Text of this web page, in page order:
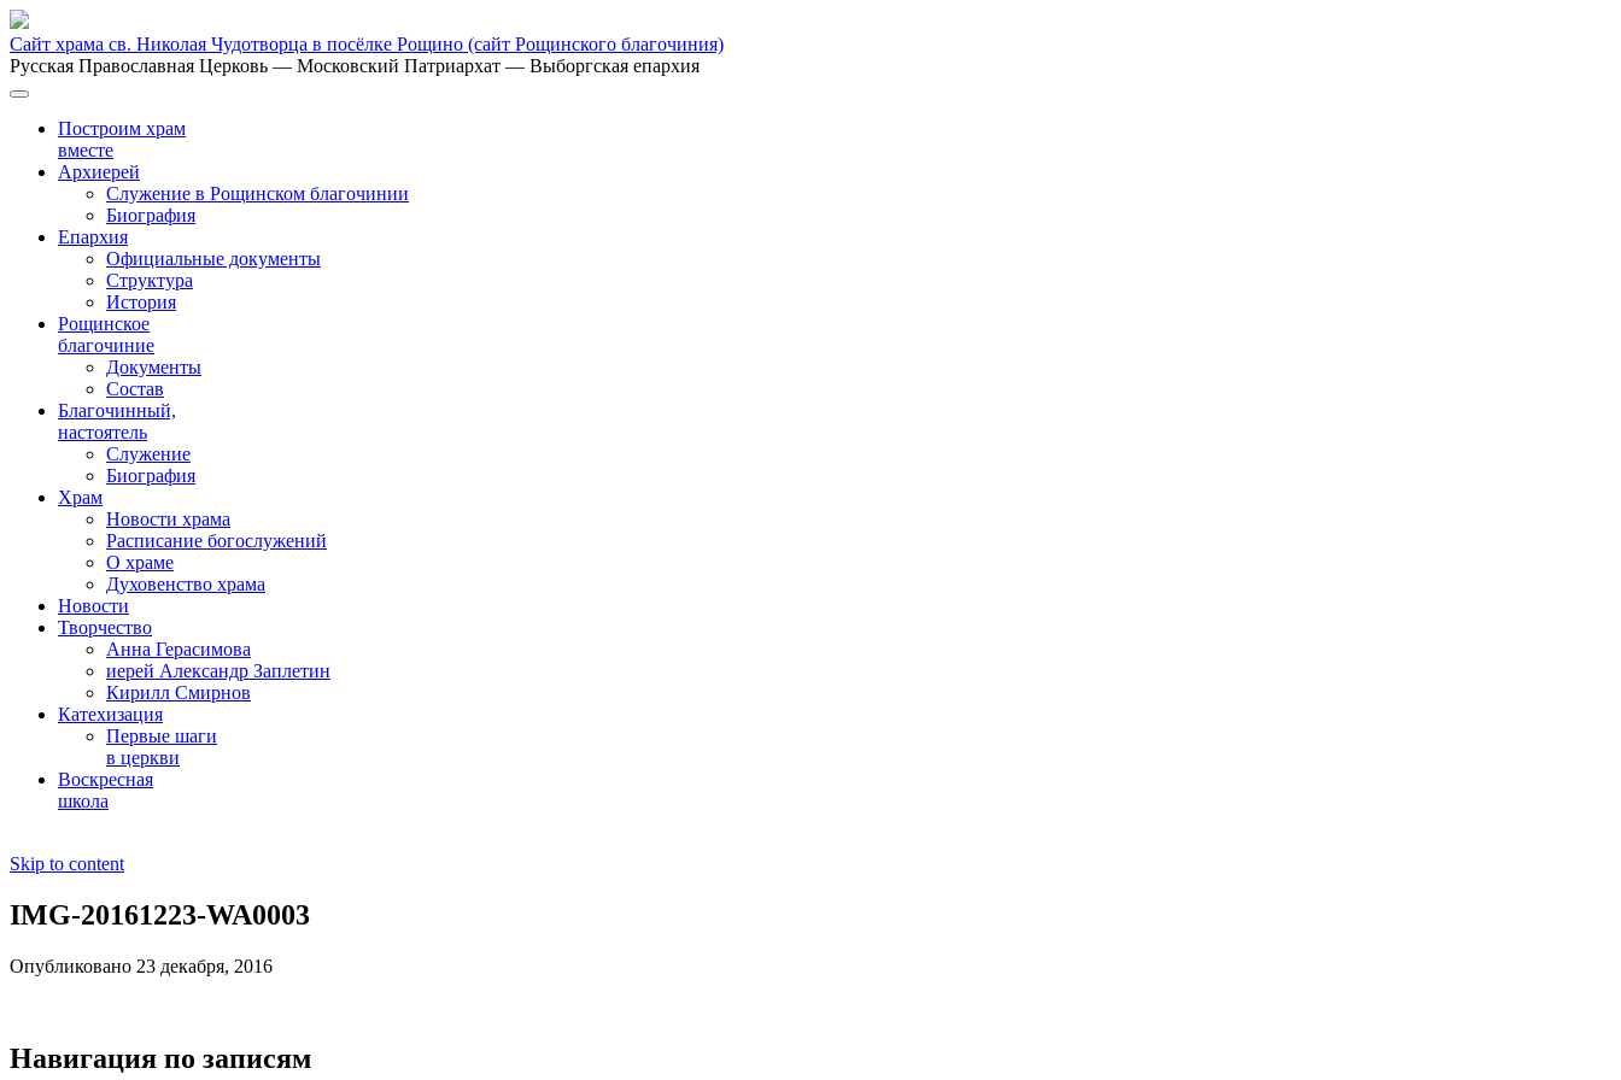
Сайт храма св. Николая Чудотворца в посёлке Рощино (сайт Рощинского благочиния)
Русская Православная Церковь — Московский Патриархат — Выборгская епархия
Построим храм
вместе
Архиерей
Служение в Рощинском благочинии
Биография
Епархия
Официальные документы
Структура
История
Рощинское
благочиние
Документы
Состав
Благочинный,
настоятель
Служение
Биография
Храм
Новости храма
Расписание богослужений
О храме
Духовенство храма
Новости
Творчество
Анна Герасимова
иерей Александр Заплетин
Кирилл Смирнов
Катехизация
Первые шаги
в церкви
Воскресная
школа
Skip to content
IMG-20161223-WA0003
Опубликовано 23 декабря, 2016
Навигация по записям